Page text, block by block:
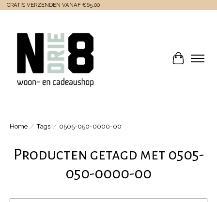
GRATIS VERZENDEN VANAF €65,00
Home / Tags / 0505-050-0000-00
Producten getagd met 0505-
050-0000-00